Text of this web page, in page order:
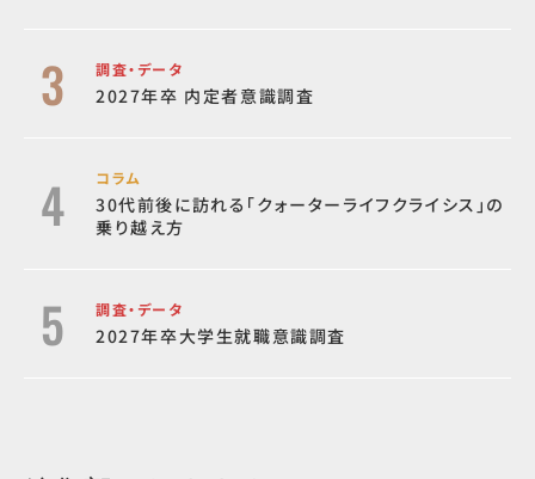
調査・データ
2027年卒 内定者意識調査
コラム
30代前後に訪れる「クォーターライフクライシス」の
乗り越え方
調査・データ
2027年卒大学生就職意識調査